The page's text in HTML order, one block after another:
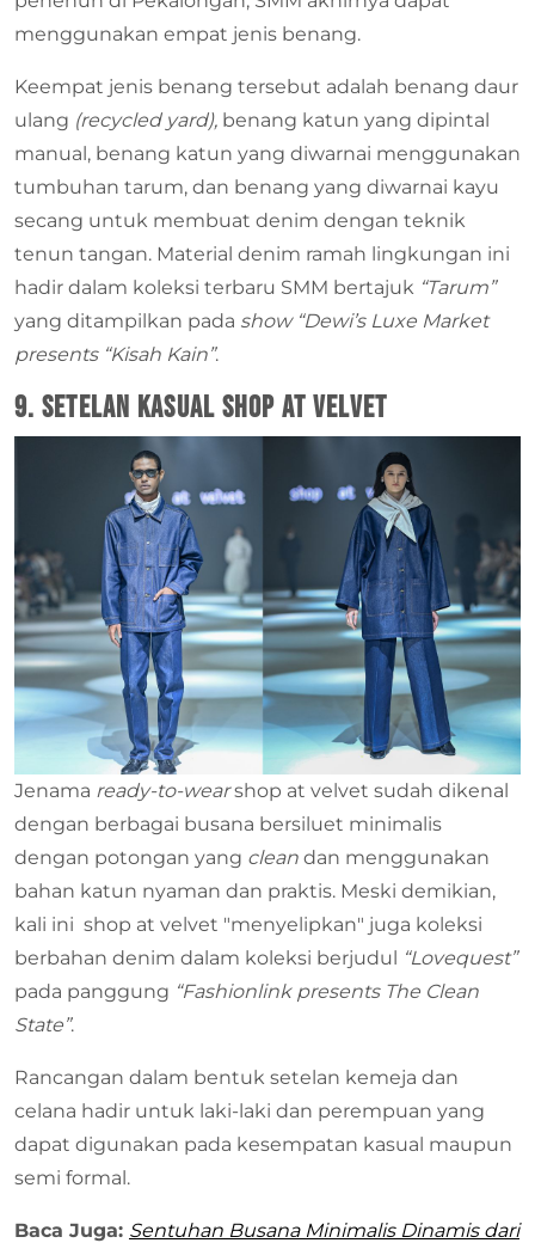
menggunakan empat jenis benang.
Keempat jenis benang tersebut adalah benang daur
ulang (recycled yard), benang katun yang dipintal
manual, benang katun yang diwarnai menggunakan
tumbuhan tarum, dan benang yang diwarnai kayu
secang untuk membuat denim dengan teknik
tenun tangan. Material denim ramah lingkungan ini
hadir dalam koleksi terbaru SMM bertajuk “Tarum”
yang ditampilkan pada show “Dewi’s Luxe Market
presents “Kisah Kain”.
9. Setelan Kasual shop at velvet
Jenama ready-to-wearshop at velvet sudah dikenal
dengan berbagai busana bersiluet minimalis
dengan potongan yang clean dan menggunakan
bahan katun nyaman dan praktis. Meski demikian,
kali ini shop at velvet "menyelipkan" juga koleksi
berbahan denim dalam koleksi berjudul “Lovequest”
pada panggung “Fashionlink presents The Clean
State”.
Rancangan dalam bentuk setelan kemeja dan
celana hadir untuk laki-laki dan perempuan yang
dapat digunakan pada kesempatan kasual maupun
semi formal.
Baca Juga: Sentuhan Busana Minimalis Dinamis dari